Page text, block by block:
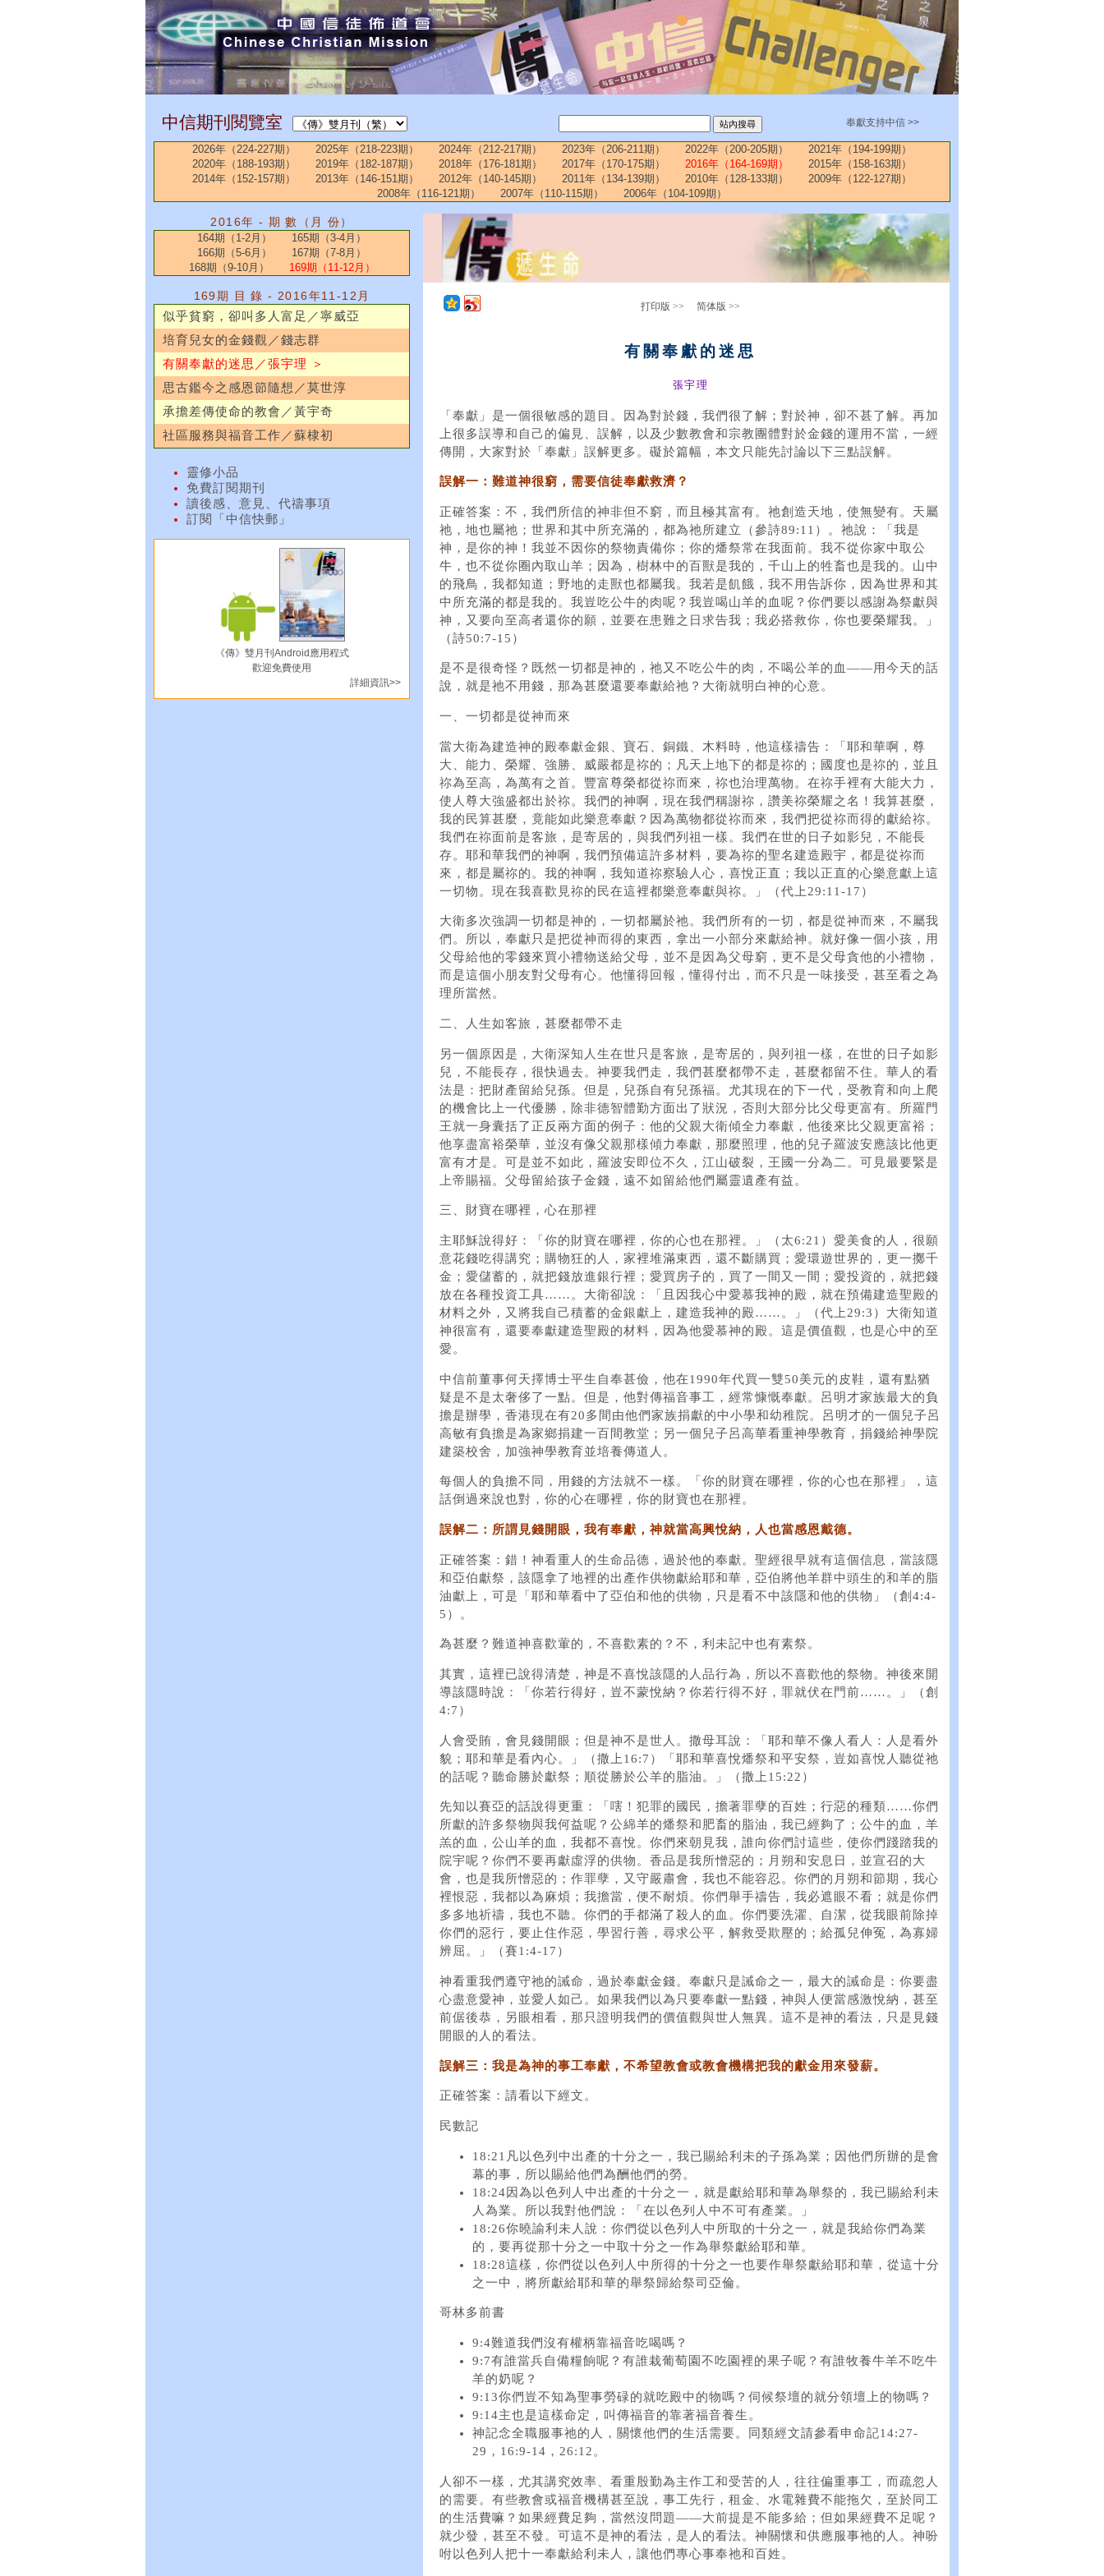
中信期刊閱覽室 奉獻支持中信 >>
2026年（224-227期） 2025年（218-223期） 2024年（212-217期） 2023年（206-211期） 2022年（200-205期）
2021年（194-199期）
2020年（188-193期）
2019年（182-187期） 2018年（176-181期） 2017年（170-175期） 2016年（164-169期）
2015年（158-163期）
2014年（152-157期）
2013年（146-151期） 2012年（140-145期） 2011年（134-139期） 2010年（128-133期）
2009年（122-127期）
2008年（116-121期）
2007年（110-115期） 2006年（104-109期）
2016年 - 期 數（月 份）
164期（1-2月）
165期（3-4月）
166期（5-6月）
167期（7-8月）
168期（9-10月）
169期（11-12月）
169期 目 錄 - 2016年11-12月
似乎貧窮，卻叫多人富足／寧威亞
培育兒女的金錢觀／錢志群
有關奉獻的迷思／張宇理 ＞
思古鑑今之感恩節隨想／莫世淳
承擔差傳使命的教會／黃宇奇
社區服務與福音工作／蘇棣初
靈修小品
免費訂閱期刊
讀後感、意見、代禱事項
訂閱「中信快郵」
《傳》雙月刊Android應用程式
歡迎免費使用
詳細資訊>>
打印版 >> 简体版 >>
有關奉獻的迷思
張宇理
「奉獻」是一個很敏感的題目。因為對於錢，我們很了解；對於神，卻不甚了解。再加
上很多誤導和自己的偏見、誤解，以及少數教會和宗教團體對於金錢的運用不當，一經
傳開，大家對於「奉獻」誤解更多。礙於篇幅，本文只能先討論以下三點誤解。
誤解一：難道神很窮，需要信徒奉獻救濟？
正確答案：不，我們所信的神非但不窮，而且極其富有。祂創造天地，使無變有。天屬
祂，地也屬祂；世界和其中所充滿的，都為祂所建立（參詩89:11）。祂說：「我是
神，是你的神！我並不因你的祭物責備你；你的燔祭常在我面前。我不從你家中取公
牛，也不從你圈內取山羊；因為，樹林中的百獸是我的，千山上的牲畜也是我的。山中
的飛鳥，我都知道；野地的走獸也都屬我。我若是飢餓，我不用告訴你，因為世界和其
中所充滿的都是我的。我豈吃公牛的肉呢？我豈喝山羊的血呢？你們要以感謝為祭獻與
神，又要向至高者還你的願，並要在患難之日求告我；我必搭救你，你也要榮耀我。」
（詩50:7-15）
是不是很奇怪？既然一切都是神的，祂又不吃公牛的肉，不喝公羊的血——用今天的話
說，就是祂不用錢，那為甚麼還要奉獻給祂？大衛就明白神的心意。
一、一切都是從神而來
當大衛為建造神的殿奉獻金銀、寶石、銅鐵、木料時，他這樣禱告：「耶和華啊，尊
大、能力、榮耀、強勝、威嚴都是祢的；凡天上地下的都是祢的；國度也是祢的，並且
祢為至高，為萬有之首。豐富尊榮都從祢而來，祢也治理萬物。在祢手裡有大能大力，
使人尊大強盛都出於祢。我們的神啊，現在我們稱謝祢，讚美祢榮耀之名！我算甚麼，
我的民算甚麼，竟能如此樂意奉獻？因為萬物都從祢而來，我們把從祢而得的獻給祢。
我們在祢面前是客旅，是寄居的，與我們列祖一樣。我們在世的日子如影兒，不能長
存。耶和華我們的神啊，我們預備這許多材料，要為祢的聖名建造殿宇，都是從祢而
來，都是屬祢的。我的神啊，我知道祢察驗人心，喜悅正直；我以正直的心樂意獻上這
一切物。現在我喜歡見祢的民在這裡都樂意奉獻與祢。」（代上29:11-17）
大衛多次強調一切都是神的，一切都屬於祂。我們所有的一切，都是從神而來，不屬我
們。所以，奉獻只是把從神而得的東西，拿出一小部分來獻給神。就好像一個小孩，用
父母給他的零錢來買小禮物送給父母，並不是因為父母窮，更不是父母貪他的小禮物，
而是這個小朋友對父母有心。他懂得回報，懂得付出，而不只是一味接受，甚至看之為
理所當然。
二、人生如客旅，甚麼都帶不走
另一個原因是，大衛深知人生在世只是客旅，是寄居的，與列祖一樣，在世的日子如影
兒，不能長存，很快過去。神要我們走，我們甚麼都帶不走，甚麼都留不住。華人的看
法是：把財產留給兒孫。但是，兒孫自有兒孫福。尤其現在的下一代，受教育和向上爬
的機會比上一代優勝，除非德智體勤方面出了狀況，否則大部分比父母更富有。所羅門
王就一身囊括了正反兩方面的例子：他的父親大衛傾全力奉獻，他後來比父親更富裕；
他享盡富裕榮華，並沒有像父親那樣傾力奉獻，那麼照理，他的兒子羅波安應該比他更
富有才是。可是並不如此，羅波安即位不久，江山破裂，王國一分為二。可見最要緊是
上帝賜福。父母留給孩子金錢，遠不如留給他們屬靈遺產有益。
三、財寶在哪裡，心在那裡
主耶穌說得好：「你的財寶在哪裡，你的心也在那裡。」（太6:21）愛美食的人，很願
意花錢吃得講究；購物狂的人，家裡堆滿東西，還不斷購買；愛環遊世界的，更一擲千
金；愛儲蓄的，就把錢放進銀行裡；愛買房子的，買了一間又一間；愛投資的，就把錢
放在各種投資工具……。大衛卻說：「且因我心中愛慕我神的殿，就在預備建造聖殿的
材料之外，又將我自己積蓄的金銀獻上，建造我神的殿……。」（代上29:3）大衛知道
神很富有，還要奉獻建造聖殿的材料，因為他愛慕神的殿。這是價值觀，也是心中的至
愛。
中信前董事何天擇博士平生自奉甚儉，他在1990年代買一雙50美元的皮鞋，還有點猶
疑是不是太奢侈了一點。但是，他對傳福音事工，經常慷慨奉獻。呂明才家族最大的負
擔是辦學，香港現在有20多間由他們家族捐獻的中小學和幼稚院。呂明才的一個兒子呂
高敏有負擔是為家鄉捐建一百間教堂；另一個兒子呂高華看重神學教育，捐錢給神學院
建築校舍，加強神學教育並培養傳道人。
每個人的負擔不同，用錢的方法就不一樣。「你的財寶在哪裡，你的心也在那裡」，這
話倒過來說也對，你的心在哪裡，你的財寶也在那裡。
誤解二：所謂見錢開眼，我有奉獻，神就當高興悅納，人也當感恩戴德。
正確答案：錯！神看重人的生命品德，過於他的奉獻。聖經很早就有這個信息，當該隱
和亞伯獻祭，該隱拿了地裡的出產作供物獻給耶和華，亞伯將他羊群中頭生的和羊的脂
油獻上，可是「耶和華看中了亞伯和他的供物，只是看不中該隱和他的供物」（創4:4-
5）。
為甚麼？難道神喜歡葷的，不喜歡素的？不，利未記中也有素祭。
其實，這裡已說得清楚，神是不喜悅該隱的人品行為，所以不喜歡他的祭物。神後來開
導該隱時說：「你若行得好，豈不蒙悅納？你若行得不好，罪就伏在門前……。」（創
4:7）
人會受賄，會見錢開眼；但是神不是世人。撒母耳說：「耶和華不像人看人：人是看外
貌；耶和華是看內心。」（撒上16:7）「耶和華喜悅燔祭和平安祭，豈如喜悅人聽從祂
的話呢？聽命勝於獻祭；順從勝於公羊的脂油。」（撒上15:22）
先知以賽亞的話說得更重：「嗐！犯罪的國民，擔著罪孽的百姓；行惡的種類……你們
所獻的許多祭物與我何益呢？公綿羊的燔祭和肥畜的脂油，我已經夠了；公牛的血，羊
羔的血，公山羊的血，我都不喜悅。你們來朝見我，誰向你們討這些，使你們踐踏我的
院宇呢？你們不要再獻虛浮的供物。香品是我所憎惡的；月朔和安息日，並宣召的大
會，也是我所憎惡的；作罪孽，又守嚴肅會，我也不能容忍。你們的月朔和節期，我心
裡恨惡，我都以為麻煩；我擔當，便不耐煩。你們舉手禱告，我必遮眼不看；就是你們
多多地祈禱，我也不聽。你們的手都滿了殺人的血。你們要洗濯、自潔，從我眼前除掉
你們的惡行，要止住作惡，學習行善，尋求公平，解救受欺壓的；給孤兒伸冤，為寡婦
辨屈。」（賽1:4-17）
神看重我們遵守祂的誡命，過於奉獻金錢。奉獻只是誡命之一，最大的誡命是：你要盡
心盡意愛神，並愛人如己。如果我們以為只要奉獻一點錢，神與人便當感激悅納，甚至
前倨後恭，另眼相看，那只證明我們的價值觀與世人無異。這不是神的看法，只是見錢
開眼的人的看法。
誤解三：我是為神的事工奉獻，不希望教會或教會機構把我的獻金用來發薪。
正確答案：請看以下經文。
民數記
18:21凡以色列中出產的十分之一，我已賜給利未的子孫為業；因他們所辦的是會
幕的事，所以賜給他們為酬他們的勞。
18:24因為以色列人中出產的十分之一，就是獻給耶和華為舉祭的，我已賜給利未
人為業。所以我對他們說：「在以色列人中不可有產業。」
18:26你曉諭利未人說：你們從以色列人中所取的十分之一，就是我給你們為業
的，要再從那十分之一中取十分之一作為舉祭獻給耶和華。
18:28這樣，你們從以色列人中所得的十分之一也要作舉祭獻給耶和華，從這十分
之一中，將所獻給耶和華的舉祭歸給祭司亞倫。
哥林多前書
9:4難道我們沒有權柄靠福音吃喝嗎？
9:7有誰當兵自備糧餉呢？有誰栽葡萄園不吃園裡的果子呢？有誰牧養牛羊不吃牛
羊的奶呢？
9:13你們豈不知為聖事勞碌的就吃殿中的物嗎？伺候祭壇的就分領壇上的物嗎？
9:14主也是這樣命定，叫傳福音的靠著福音養生。
神記念全職服事祂的人，關懷他們的生活需要。同類經文請參看申命記14:27-
29，16:9-14，26:12。
人卻不一樣，尤其講究效率、看重殷勤為主作工和受苦的人，往往偏重事工，而疏忽人
的需要。有些教會或福音機構甚至說，事工先行，租金、水電雜費不能拖欠，至於同工
的生活費嘛？如果經費足夠，當然沒問題——大前提是不能多給；但如果經費不足呢？
就少發，甚至不發。可這不是神的看法，是人的看法。神關懷和供應服事祂的人。神吩
咐以色列人把十一奉獻給利未人，讓他們專心事奉祂和百姓。